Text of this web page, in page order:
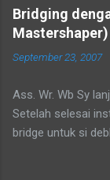
Bridging
Mastershaper)
September 23, 2007
Ass. Wr. Wb Sy
Setelah selesai
bridge untuk si
inet manual